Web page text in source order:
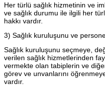
Her türlü sağlık hizmetinin ve
ve sağlık durumu ile ilgili her
hakkı vardır.
3) Sağlık kuruluşunu ve
Sağlık kuruluşunu seçmeye,
verilen sağlık hizmetlerinden
vermekte olan tabiplerin ve
görev ve unvanlarını
vardır.